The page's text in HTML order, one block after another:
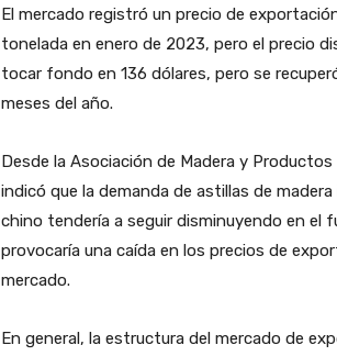
El mercado registró un precio de
tonelada en enero de 2023, pero el precio
tocar fondo en 136 dólares, pero se
meses del año.
Desde la Asociación de Madera y
indicó que la demanda de astillas de
chino tendería a seguir disminuyendo en el
provocaría una caída en los precios de
mercado.
En general, la estructura del mercado de